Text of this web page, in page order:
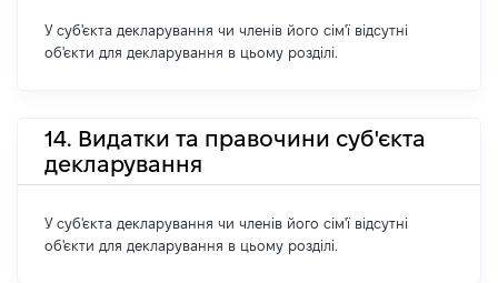
У суб'єкта декларування чи членів його сім'ї відсутні
об'єкти для декларування в цьому розділі.
14. Видатки та правочини суб'єкта
декларування
У суб'єкта декларування чи членів його сім'ї відсутні
об'єкти для декларування в цьому розділі.